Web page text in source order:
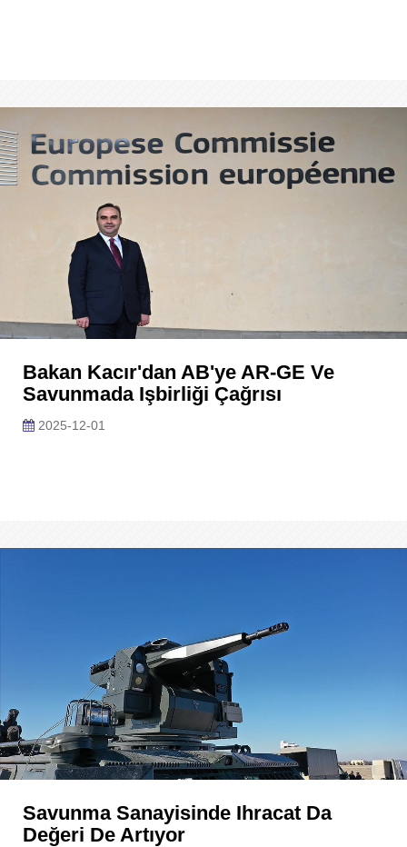
Bakan Kacır'dan AB'ye AR-GE Ve
Savunmada Işbirliği Çağrısı
2025-12-01
Savunma Sanayisinde Ihracat Da
Değeri De Artıyor